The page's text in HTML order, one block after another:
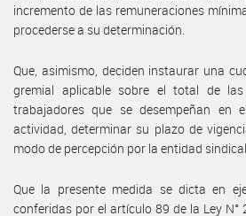
incremento de las remuneraciones
procederse a su determinación.
Que, asimismo, deciden instaurar una
gremial aplicable sobre el total de
trabajadores que se desempeñan en
actividad, determinar su plazo de
modo de percepción por la entidad
Que la presente medida se dicta en
conferidas por el artículo 89 de la Ley N°